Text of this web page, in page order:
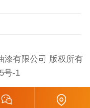
漆有限公司 版权所有
号-1